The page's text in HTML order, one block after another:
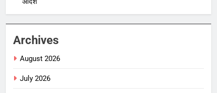
Archives
August 2026
July 2026